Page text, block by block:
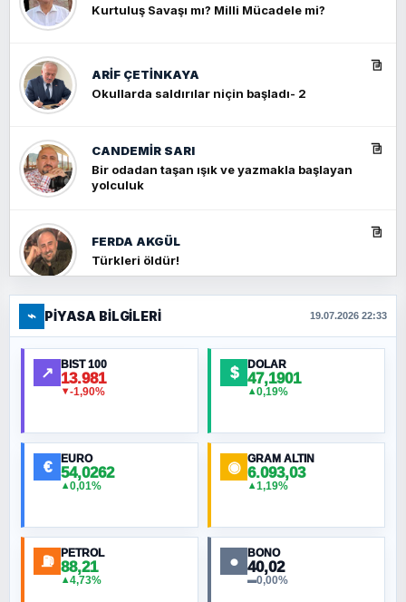
Kurtuluş Savaşı mı? Milli Mücadele mi?
ARIF ÇETİNKAYA
Okullarda saldırılar niçin başladı- 2
CANDEMIR SARI
Bir odadan taşan ışık ve yazmakla başlayan
yolculuk
FERDA AKGÜL
Türkleri öldür!
FERHAT BÜYÜKKALKAN
Ankara Zirvesi: NATO Toplantısı mı, Yeni
Ortadoğu Haritasının Provası mı?
MURAT ÖZKAN
NURETTIN BÖLÜK
⌁ PIYASA BILGILERI 19.07.2026 22:33
↗ BIST 100
13.981
▼-1,90%
$ DOLAR
47,1901
▲0,19%
€ EURO
54,0262
▲0,01%
◉ GRAM ALTIN
6.093,03
▲1,19%
⛽ PETROL
88,21
▲4,73%
● BONO
40,02
▬0,00%